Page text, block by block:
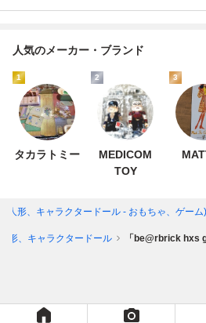
人気のメーカー・ブランド
1
タカラトミー
2
MEDICOM
TOY
3
人形、キャラクタードール - おもちゃ、ゲーム)
人形、キャラクタードール 「be@rbrick hxs